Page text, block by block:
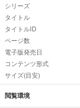
シリーズ
タイトル
タイトルID
ページ数
電子版発売日
コンテンツ形式
サイズ(目安)
閲覧環境